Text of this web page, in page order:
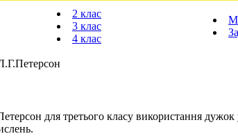
2 клас
3 клас
4 клас
для третього класу використання дужок